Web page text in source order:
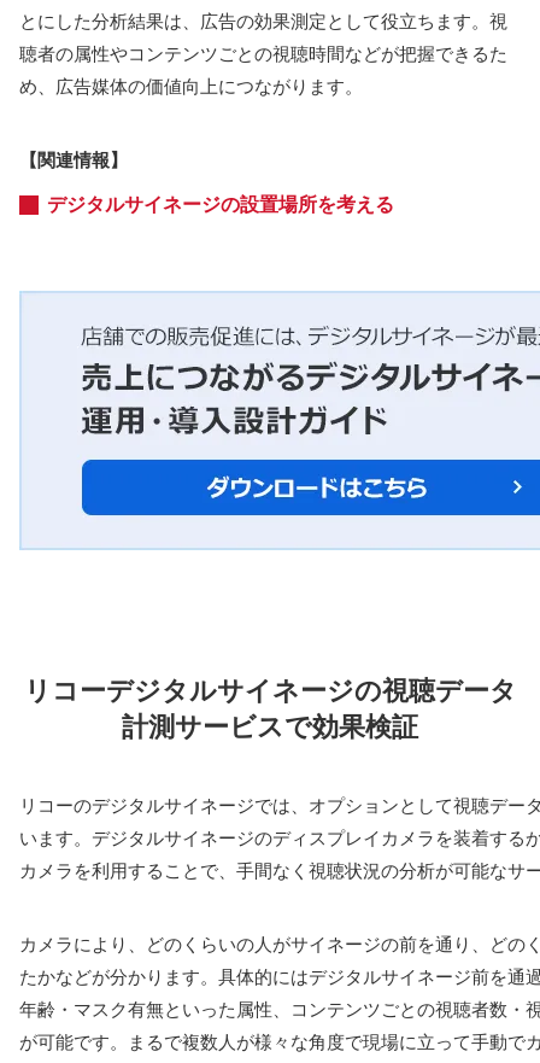
とにした分析結果は、広告の効果測定として役立ちます。視
聴者の属性やコンテンツごとの視聴時間などが把握できるた
め、広告媒体の価値向上につながります。
【関連情報】
デジタルサイネージの設置場所を考える
リコーデジタルサイネージの視聴データ
計測サービスで効果検証
リコーのデジタルサイネージでは、オプションとして視聴デー
います。デジタルサイネージのディスプレイカメラを装着する
カメラを利用することで、手間なく視聴状況の分析が可能なサ
カメラにより、どのくらいの人がサイネージの前を通り、どの
たかなどが分かります。具体的にはデジタルサイネージ前を通
年齢・マスク有無といった属性、コンテンツごとの視聴者数・
が可能です。まるで複数人が様々な角度で現場に立って手動で